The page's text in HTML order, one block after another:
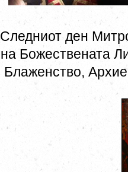
Следниот ден
на Божествената
Блаженство,